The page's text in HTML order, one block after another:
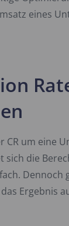
eines
CR um eine
sich die
Dennoch
Ergebnis